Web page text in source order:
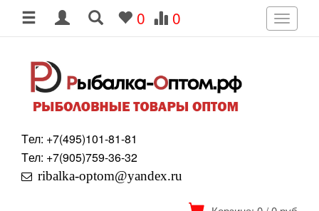
0 0
Toggle
Tел: +7(495)101-81-81
Tел: +7(905)759-36-32
ribalka-optom@yandex.ru